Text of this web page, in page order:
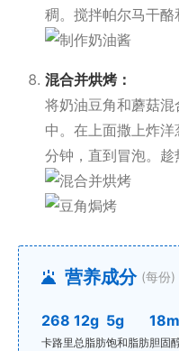
稠。搅拌帕尔马干酪
混合并烘烤：
将奶油豆角和蘑菇
中。在上面撒上炸
分钟，直到冒泡。趁
营养成分 (每份)
268
卡路里
12g
总脂肪
5g
饱和脂肪胆固